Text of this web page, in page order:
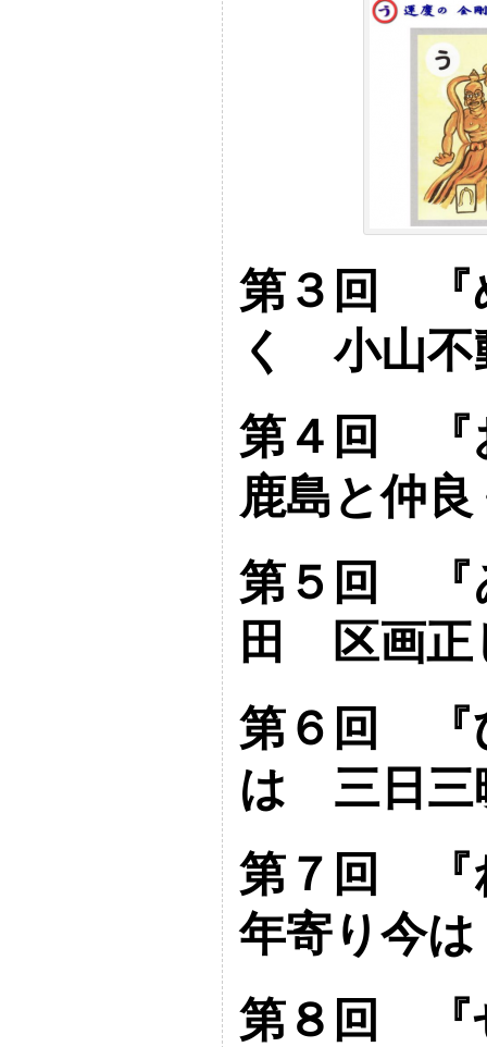
第３回 『
く 小山
第４回
鹿島と仲
第５回 『
田 区画
第６回 『
は 三日三
第７回
年寄り今
第８回